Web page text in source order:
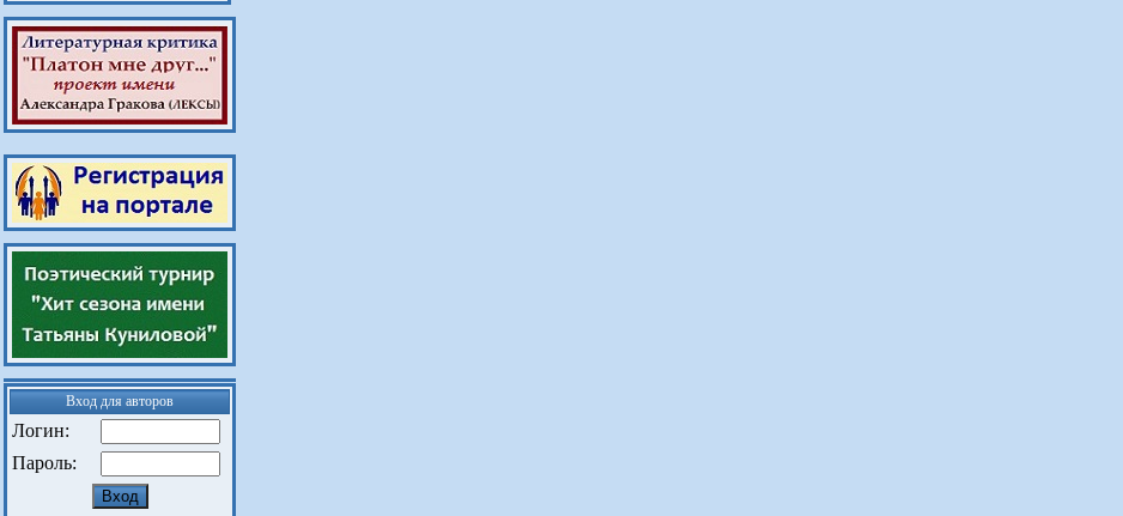
Вход для авторов
Логин:
Пароль: